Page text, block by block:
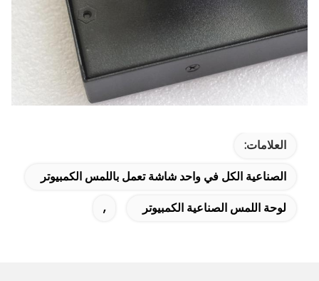
العلامات:
الصناعية الكل في واحد شاشة تعمل باللمس الكمبيوتر
لوحة اللمس الصناعية الكمبيوتر
,